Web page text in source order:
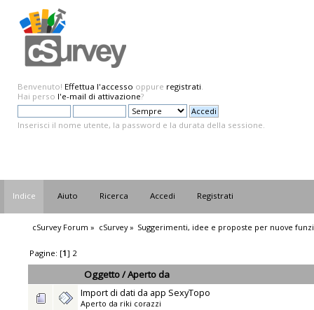
Benvenuto! Effettua l'accesso oppure registrati.
Hai perso l'e-mail di attivazione?
Inserisci il nome utente, la password e la durata della sessione.
Indice Aiuto Ricerca Accedi Registrati
cSurvey Forum » cSurvey» Suggerimenti, idee e proposte per nuove
Pagine: [1] 2
Oggetto/Aperto da
Import di dati da app SexyTopo
Aperto da riki corazzi